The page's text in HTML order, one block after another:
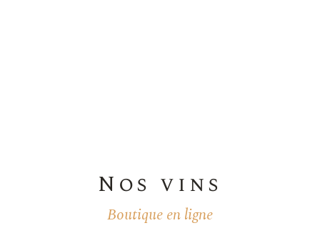
Nos vins
Boutique en ligne